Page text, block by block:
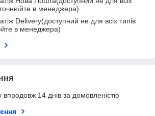
в менеджера).
Delivery(доступний не для всіх типів
в менеджера)
14 днів за домовленістю